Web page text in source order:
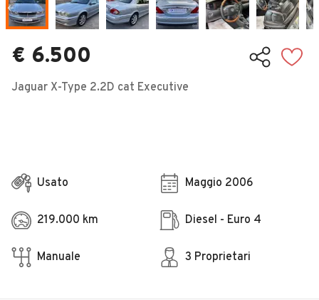
Concessionari
€ 6.500
Jaguar X-Type 2.2D cat Executive
Usato Maggio 2006
219.000 km Diesel - Euro 4
Manuale 3 Proprietari